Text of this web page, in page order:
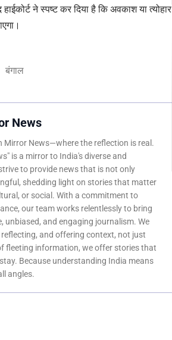
ने स्पष्ट कर दिया है कि अवकाश या त्योहार
बंगाल
News
Mirror News—where the reflection is real.
is a mirror to India's diverse and
to provide news that is not only
shedding light on stories that matter
or social. With a commitment to
our team works relentlessly to bring
unbiased, and engaging journalism. We
reflecting, and offering context, not just
fleeting information, we offer stories that
Because understanding India means
angles.